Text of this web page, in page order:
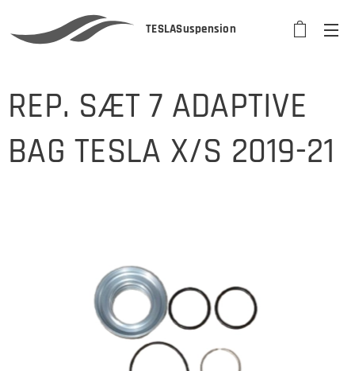
TESLASuspension
REP. SÆT 7 ADAPTIVE
BAG TESLA X/S 2019-21